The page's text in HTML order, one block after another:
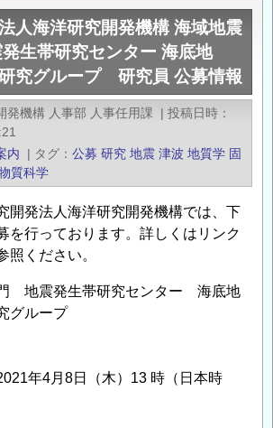
人海洋研究開発機構 海域地震
生帯研究センター 海底地
究グループ 研究員 公募情報
発機構 人事部 人事任用課 | 投稿日時
内 | タグ 公募 研究 地震 津波 地質学 固
質科学
開発法人海洋研究開発機構では、下
を行っております。詳しくはリンク
照ください。
地震発生帯研究センター 海底地
グループ
年4月8日（木）13 時（日本時